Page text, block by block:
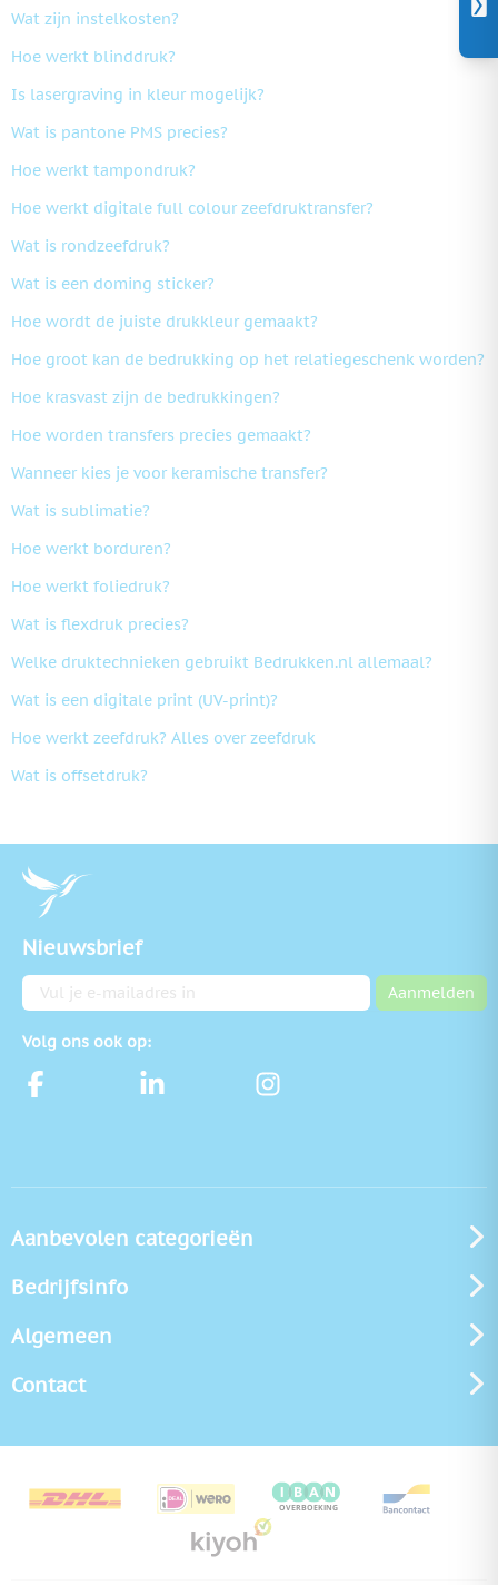
Wat zijn instelkosten?
Hoe werkt blinddruk?
Is lasergraving in kleur mogelijk?
Wat is pantone PMS precies?
Hoe werkt tampondruk?
Hoe werkt digitale full colour zeefdruktransfer?
Wat is rondzeefdruk?
Wat is een doming sticker?
Hoe wordt de juiste drukkleur gemaakt?
Hoe groot kan de bedrukking op het relatiegeschenk worden?
Hoe krasvast zijn de bedrukkingen?
Hoe worden transfers precies gemaakt?
Wanneer kies je voor keramische transfer?
Wat is sublimatie?
Hoe werkt borduren?
Hoe werkt foliedruk?
Wat is flexdruk precies?
Welke druktechnieken gebruikt Bedrukken.nl allemaal?
Wat is een digitale print (UV-print)?
Hoe werkt zeefdruk? Alles over zeefdruk
Wat is offsetdruk?
Nieuwsbrief
E-mailadres Aanmelden
Volg ons ook op:
Aanbevolen categorieën
Bedrijfsinfo
Algemeen
Contact